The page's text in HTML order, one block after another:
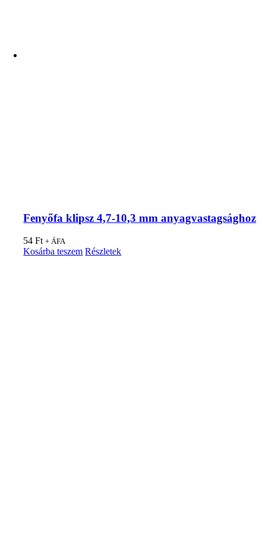
Fenyőfa klipsz 4,7-10,3 mm anyagvastagsághoz
54Ft + ÁFA
Kosárba teszem Részletek